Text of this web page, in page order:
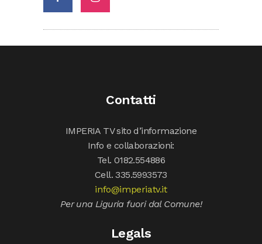
Contatti
IMPERIA TV sito d’informazione
Info e collaborazioni:
Tel. 0182.554886
Cell. 335.5993573
info@imperiatv.it
Per una Liguria fuori dal Comune!
Legals